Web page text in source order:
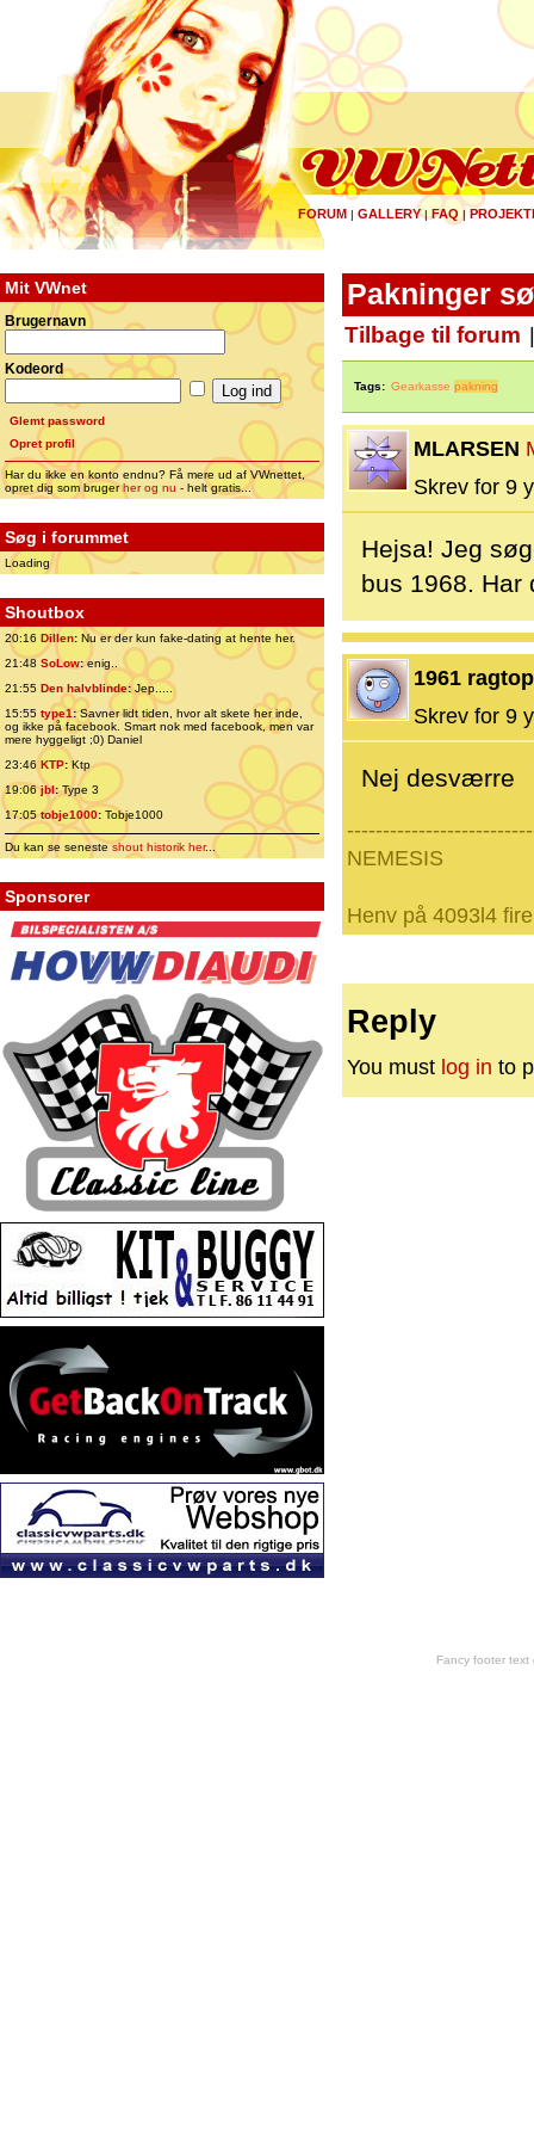
FORUM | GALLERY|FAQ |
Mit VWnet
Brugernavn
Kodeord
Glemt password
Opret profil
Har du ikke en konto endnu? Få mere ud af VWnettet,
opret dig som brugerher og nu - helt gratis...
Søg i forummet
Loading
Shoutbox
20:16 Dillen: Nu er der kun fake-dating at hente her.
21:48 SoLow:enig..
21:55 Den halvblinde:Jep.....
15:55 type1:Savner lidt tiden, hvor alt skete her inde,
og ikke på facebook. Smart nok med facebook, men var
mere hyggeligt ;0) Daniel
23:46 KTP:Ktp
19:06jbl:Type 3
17:05tobje1000: Tobje1000
Du kan se senesteshout historik her...
Sponsorer
Pakninger
Tilbage til forum
Tags: Gearkasse pakning
MLARSEN
Skrev for 9
Hejsa! Jeg
bus 1968. Har
1961 ragtop
Skrev for 9
Nej desværre
NEMESIS
Henv på 4093l4
Reply
You must log in to
Fancy footer